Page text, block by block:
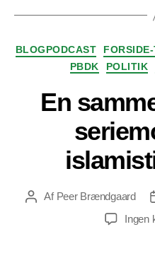
BLOGPODCAST
PBDK
POLITIK
En
Indlægsforfatter
Af Peer Brændgaard
Ingen